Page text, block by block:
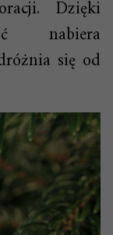
Dzięki
nabiera
się od